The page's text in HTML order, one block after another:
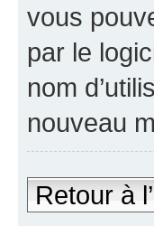
vous
par le
nom
nouveau
Retour à